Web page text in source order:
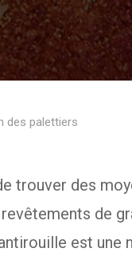
des palettiers
trouver des
de
est une